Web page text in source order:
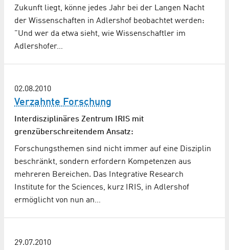
Zukunft liegt, könne jedes Jahr bei der Langen Nacht
der Wissenschaften in Adlershof beobachtet werden:
"Und wer da etwa sieht, wie Wissenschaftler im
Adlershofer…
02.08.2010
Verzahnte Forschung
Interdisziplinäres Zentrum IRIS mit
grenzüberschreitendem Ansatz:
Forschungsthemen sind nicht immer auf eine Disziplin
beschränkt, sondern erfordern Kompetenzen aus
mehreren Bereichen. Das Integrative Research
Institute for the Sciences, kurz IRIS, in Adlershof
ermöglicht von nun an…
29.07.2010